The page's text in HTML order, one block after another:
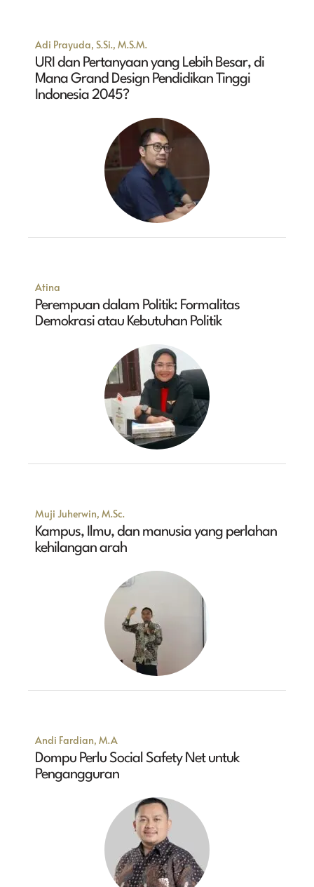
Adi Prayuda, S.Si., M.S.M.
URI dan Pertanyaan yang Lebih Besar, di
Mana Grand Design Pendidikan Tinggi
Indonesia 2045?
Atina
Perempuan dalam Politik: Formalitas
Demokrasi atau Kebutuhan Politik
Muji Juherwin, M.Sc.
Kampus, Ilmu, dan manusia yang perlahan
kehilangan arah
Andi Fardian, M.A
Dompu Perlu Social Safety Net untuk
Pengangguran